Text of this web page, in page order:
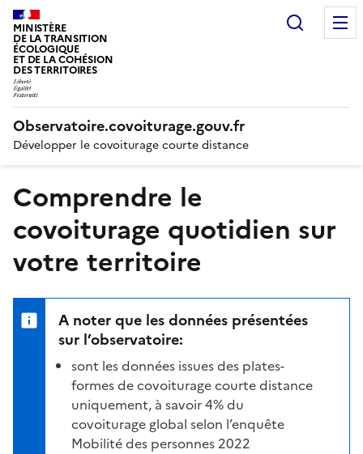
MINISTÈRE
DE LA TRANSITION
ÉCOLOGIQUE
ET DE LA COHÉSION
DES TERRITOIRES
Observatoire.covoiturage.gouv.fr
Développer le covoiturage courte distance
Comprendre le
covoiturage quotidien sur
votre territoire
A noter que les données présentées
sur l’observatoire:
sont les données issues des plates-
formes de covoiturage courte distance
uniquement, à savoir 4% du
covoiturage global selon l’enquête
Mobilité des personnes 2022